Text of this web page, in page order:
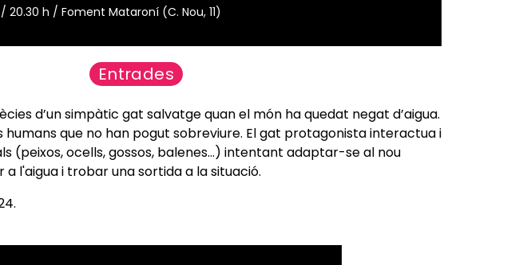
20.30 h / Foment Mataroní (C. Nou, 11)
Entrades
d’un simpàtic gat salvatge quan el món ha quedat negat d’aigua.
humans que no han pogut sobreviure. El gat protagonista interactua i
(peixos, ocells, gossos, balenes…) intentant adaptar-se al nou
l'aigua i trobar una sortida a la situació.